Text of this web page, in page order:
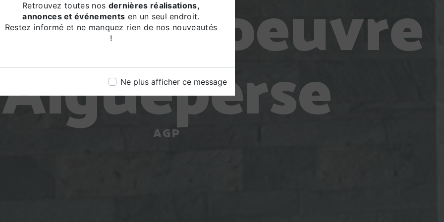
Retrouvez toutes nos dernières réalisations,
annonces et événements en un seul endroit.
Restez informé et ne manquez rien de nos nouveautés
!
Ne plus afficher ce message
d'oeuvre
Aigueperse
AGP